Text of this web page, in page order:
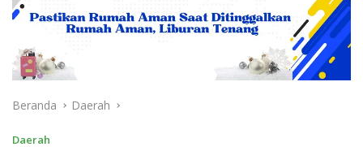
Beranda Daerah
Daerah